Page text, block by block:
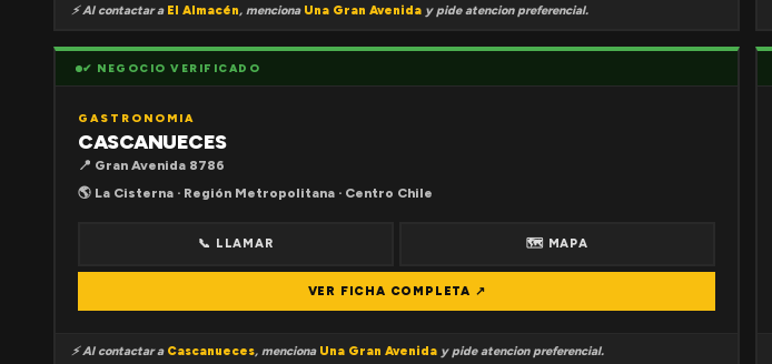
⚡ Al contactar a El Almacén, menciona Una Gran Avenida y pide atencion preferencial.
✔ NEGOCIO VERIFICADO
GASTRONOMIA
CASCANUECES
📍 Gran Avenida 8786
🌎 La Cisterna · Región Metropolitana · Centro Chile
📞 LLAMAR 🗺 MAPA
VER FICHA COMPLETA ↗
⚡ Al contactar a Cascanueces, menciona Una Gran Avenida y pide atencion preferencial.